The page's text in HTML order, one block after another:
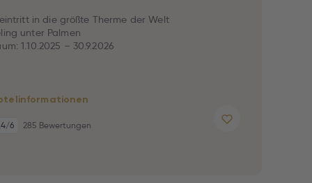
in die größte Therme der Welt
unter Palmen
1.10.2025 – 30.9.2026
/6 285 Bewertungen